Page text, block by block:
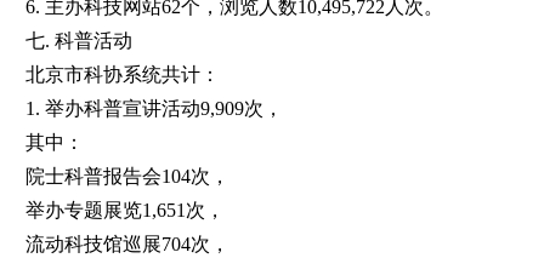
6. 主办科技网站62个，浏览人数10,495,722人次。
七. 科普活动
北京市科协系统共计：
1. 举办科普宣讲活动9,909次，
其中：
院士科普报告会104次，
举办专题展览1,651次，
流动科技馆巡展704次，